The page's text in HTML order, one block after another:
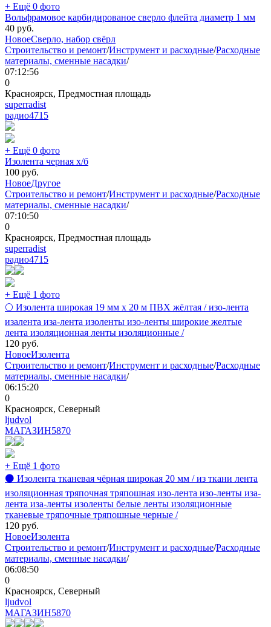
+ Ещё 0 фото
Вольфрамовое карбидированое сверло флейта диаметр 1 мм
40 руб.
НовоеСверло, набор свёрл
Строительство и ремонт/Инструмент и расходные/Расходные
материалы, сменные насадки/
07:12:56
0
Красноярск, Предмостная площадь
superradist
радио4715
+ Ещё 0 фото
Изолента черная х/б
100 руб.
НовоеДругое
Строительство и ремонт/Инструмент и расходные/Расходные
материалы, сменные насадки/
07:10:50
0
Красноярск, Предмостная площадь
superradist
радио4715
+ Ещё 1 фото
🌕 Изолента широкая 19 мм х 20 м ПВХ жёлтая / изо-лента
изалента иза-лента изоленты изо-ленты широкие желтые
лента изоляционная ленты изоляционные /
120 руб.
НовоеИзолента
Строительство и ремонт/Инструмент и расходные/Расходные
материалы, сменные насадки/
06:15:20
0
Красноярск, Северный
ljudvol
МАГАЗИН5870
+ Ещё 1 фото
⚫ Изолента тканевая чёрная широкая 20 мм / из ткани лента
изоляционная тряпочная тряпошная изо-лента изо-ленты иза-
лента иза-ленты изоленты белые ленты изоляционные
тканевые тряпочные тряпошные черные /
120 руб.
НовоеИзолента
Строительство и ремонт/Инструмент и расходные/Расходные
материалы, сменные насадки/
06:08:50
0
Красноярск, Северный
ljudvol
МАГАЗИН5870